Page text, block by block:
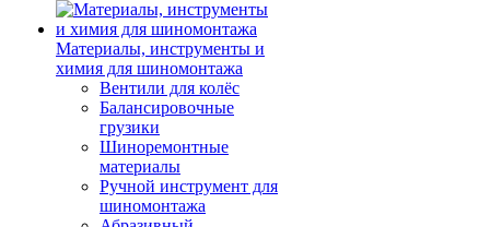
Материалы, инструменты и
химия для шиномонтажа
Вентили для колёс
Балансировочные
грузики
Шиноремонтные
материалы
Ручной инструмент для
шиномонтажа